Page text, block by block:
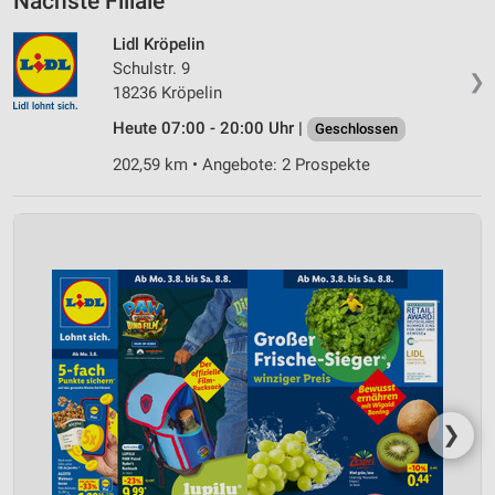
❯
Lidl Kröpelin
Schulstr. 9
18236 Kröpelin
Heute 07:00 - 20:00 Uhr |
Geschlossen
202,59 km • Angebote: 2 Prospekte
❯